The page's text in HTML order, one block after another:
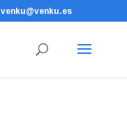
venku@venku.es